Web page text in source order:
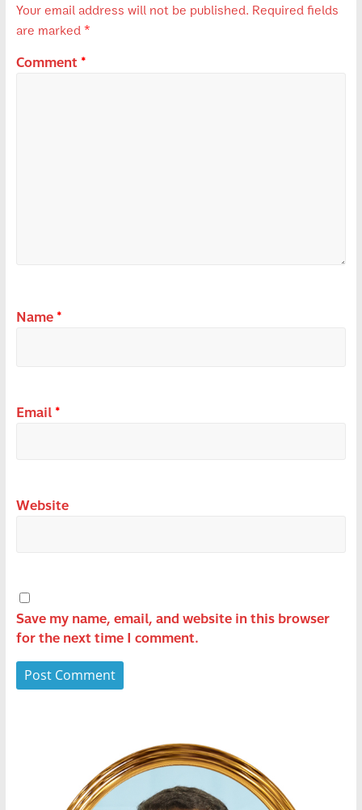
Your email address will not be published. Required fields
are marked *
Comment *
Name *
Email *
Website
Save my name, email, and website in this browser
for the next time I comment.